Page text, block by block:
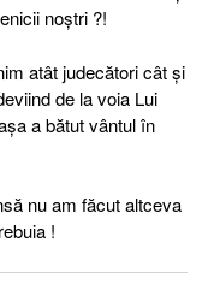
noștri ?!
atât judecători cât și
de la voia Lui
a bătut vântul în
nu am făcut altceva
!